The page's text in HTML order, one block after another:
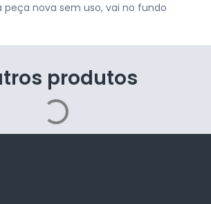
nova sem uso, vai no fundo
produtos